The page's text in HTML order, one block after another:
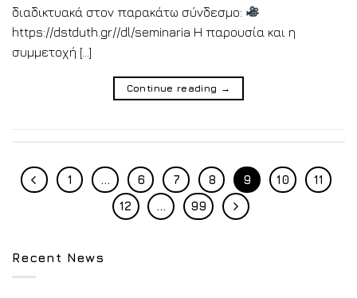
διαδικτυακά στον παρακάτω σύνδεσμο:
https://dstduth.gr//dl/seminaria Η παρουσία και η
συμμετοχή […]
Continue reading →
1 … 6 7 8 9 10
11
12
… 99
Recent News